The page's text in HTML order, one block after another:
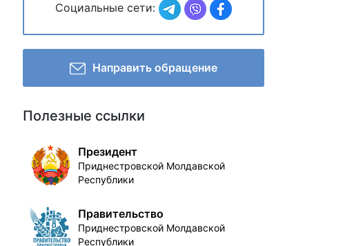
Социальные сети:
Направить обращение
Полезные ссылки
Президент
Приднестровской Молдавской
Республики
Правительство
Приднестровской Молдавской
Республики